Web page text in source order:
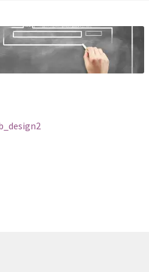
de l’article